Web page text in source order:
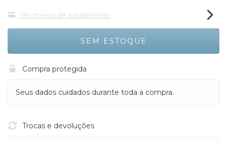
Ver meios de pagamento
Compra protegida
Seus dados cuidados durante toda a compra.
Trocas e devoluções